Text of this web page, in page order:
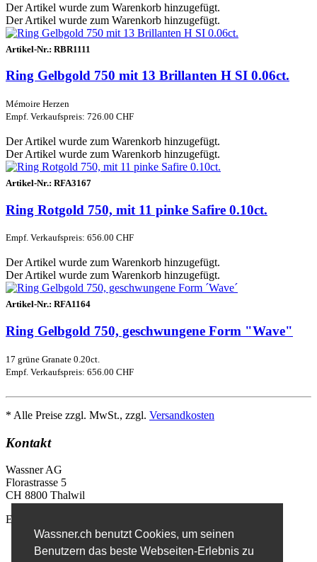
Wassner.ch benutzt Cookies, um seinen
Benutzern das beste Webseiten-Erlebnis zu
Der Artikel wurde zum Warenkorb hinzugefügt.
Der Artikel wurde zum Warenkorb hinzugefügt.
Artikel-Nr.: RBR1111
Ring Gelbgold 750 mit 13 Brillanten H SI 0.06ct.
Mémoire Herzen
Empf. Verkaufspreis: 726.00 CHF
Der Artikel wurde zum Warenkorb hinzugefügt.
Der Artikel wurde zum Warenkorb hinzugefügt.
Artikel-Nr.: RFA3167
Ring Rotgold 750, mit 11 pinke Safire 0.10ct.
Empf. Verkaufspreis: 656.00 CHF
Der Artikel wurde zum Warenkorb hinzugefügt.
Der Artikel wurde zum Warenkorb hinzugefügt.
Artikel-Nr.: RFA1164
Ring Gelbgold 750, geschwungene Form "Wave"
17 grüne Granate 0.20ct.
Empf. Verkaufspreis: 656.00 CHF
* Alle Preise zzgl. MwSt., zzgl. Versandkosten
Kontakt
Wassner AG
Florastrasse 5
CH 8800 Thalwil
E-Mail
Kontaktformular